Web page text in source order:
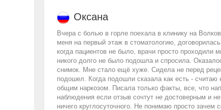
Оксана
Вчера с болью в горле поехала в клинику на
меня на первый этаж в стоматологию,
когда пациентов не было, врачи просто
никого долго не было подошла и спросила.
снимок. Мне стало ещё хуже. Сидела не перед
подошел. Когда подошли сказала как есть -
общим наркозом. Писала только факты, все, что
наблюдения если отзыв сочтут не достоверным и
ничего круглосуточного. Не понимаю просто